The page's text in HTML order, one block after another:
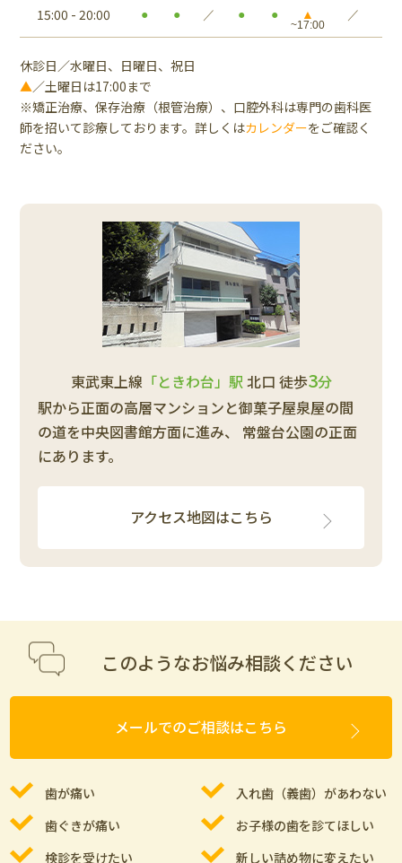
15:00 - 20:00 ● ● ／ ● ● ▲ ／
休診日／水曜日、日曜日、祝日
▲／土曜日は17:00まで
※矯正治療、保存治療（根管治療）、口腔外科は専門の歯科医
師を招いて診療しております。詳しくはカレンダーをご確認く
ださい。
東武東上線 「ときわ台」駅 北口 徒歩3分
駅から正面の高層マンションと御菓子屋泉屋の間
の道を中央図書館方面に進み、
常盤台公園の正面
にあります。
アクセス地図はこちら
このようなお悩み相談ください
メールでのご相談はこちら
歯が痛い
入れ歯（義歯）があわない
歯ぐきが痛い
お子様の歯を診てほしい
検診を受けたい
新しい詰め物に変えたい